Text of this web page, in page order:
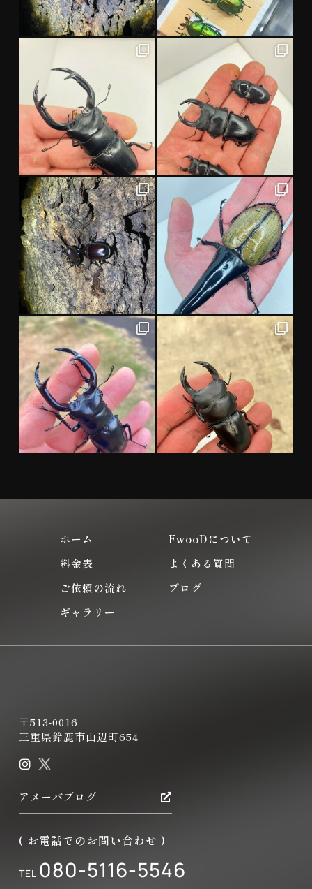
ホーム
料金表
ご依頼の流れ
ギャラリー
FwooDについて
よくある質問
ブログ
〒513-0016
三重県鈴鹿市山辺町654
アメーバブログ
( お電話でのお問い合わせ )
TEL 080-5116-5546